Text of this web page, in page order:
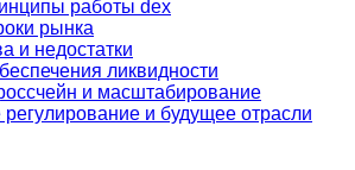
работы dex
рынка
и недостатки
ликвидности
и масштабирование
и будущее отрасли